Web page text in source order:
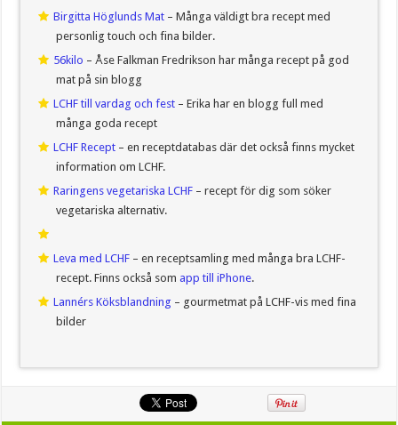
Birgitta Höglunds Mat – Många väldigt bra recept med
personlig touch och fina bilder.
56kilo – Åse Falkman Fredrikson har många recept på god
mat på sin blogg
LCHF till vardag och fest – Erika har en blogg full med
många goda recept
LCHF Recept – en receptdatabas där det också finns mycket
information om LCHF.
Raringens vegetariska LCHF – recept för dig som söker
vegetariska alternativ.
Leva med LCHF – en receptsamling med många bra LCHF-
recept. Finns också som app till iPhone.
Lannérs Köksblandning – gourmetmat på LCHF-vis med fina
bilder